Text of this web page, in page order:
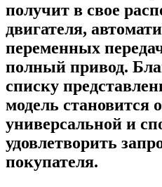
получит в свое
двигателя,
переменных
полный привод.
списку
модель становится
универсальной и
удовлетворить
покупателя.